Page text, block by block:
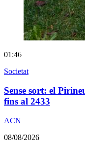
01:46
Societat
Sense sort: el
fins al 2433
ACN
08/08/2026